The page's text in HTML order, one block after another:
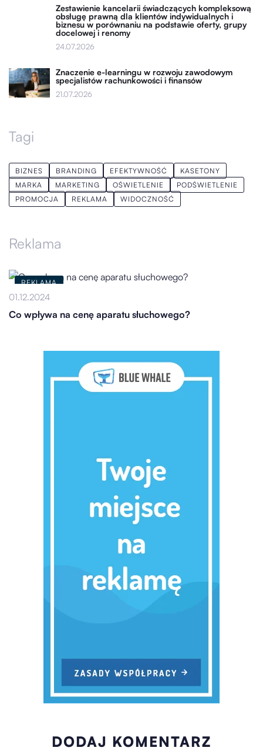
Zestawienie kancelarii świadczących kompleksową
obsługę prawną dla klientów indywidualnych i
biznesu w porównaniu na podstawie oferty, grupy
docelowej i renomy
24.07.2026
Znaczenie e-learningu w rozwoju zawodowym
specjalistów rachunkowości i finansów
21.07.2026
Tagi
BIZNES BRANDING EFEKTYWNOŚĆ
KASETONY
MARKA
MARKETING OŚWIETLENIE
PODŚWIETLENIE
PROMOCJA
REKLAMA WIDOCZNOŚĆ
Reklama
REKLAMA
01.12.2024
Co wpływa na cenę aparatu słuchowego?
DODAJ KOMENTARZ